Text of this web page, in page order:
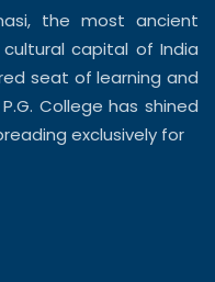
the most ancient
capital of India
seat of learning and
College has shined
exclusively for